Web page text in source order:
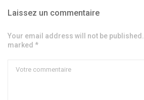
Laissez un commentaire
Your email address will not be
marked *